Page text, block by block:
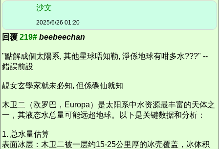
沙文
2025/6/26 01:20
回覆 219# beebeechan
"點解成個太陽系, 其他星球唔知勒, 淨係地球有咁多水???" --
錯誤前設
靚女玄學家就未必知, 但係碟仙就知
木卫二（欧罗巴，Europa）是太阳系中水资源最丰富的天体之
一，其液态水总量可能远超地球。以下是关键数据和分析：
1. 总水量估算
表面冰层：木卫二被一层约15-25公里厚的冰壳覆盖，冰体积